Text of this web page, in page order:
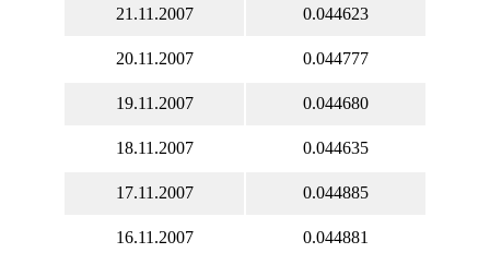
21.11.2007 0.044623
20.11.2007 0.044777
19.11.2007 0.044680
18.11.2007 0.044635
17.11.2007 0.044885
16.11.2007 0.044881